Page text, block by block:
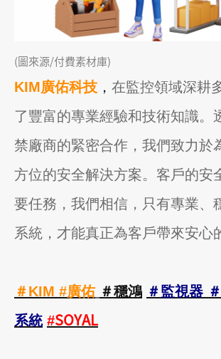
(圖來源/付費素材庫)
KIM廣佑科技 ， 在監控領域深耕
了豐富的專業經驗和技術知識。
禁廠商的緊密合作，我們致力於
方位的安全解決方案。客戶的安
要任務，我們相信，只有專業、
系統，才能真正為客戶帶來安心
＃KIM #廣佑 ＃穩鴻 ＃監視器
系統 #SOYAL